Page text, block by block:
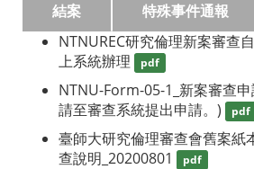
結案 特殊事件通報
NTNUREC研究倫理新案審查
上系統辦理
pdf
NTNU-Form-05-1_新案審查申
請至審查系統提出申請。)
pdf
臺師大研究倫理審查會舊案紙
查說明_20200801
pdf